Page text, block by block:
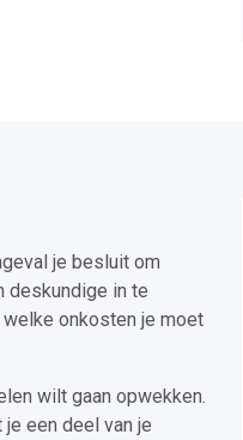
je besluit om
deskundige in te
onkosten je moet
wilt gaan opwekken.
een deel van je